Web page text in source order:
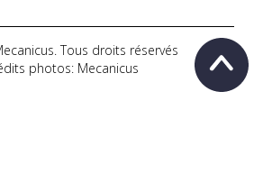
Tous droits réservés
photos: Mecanicus